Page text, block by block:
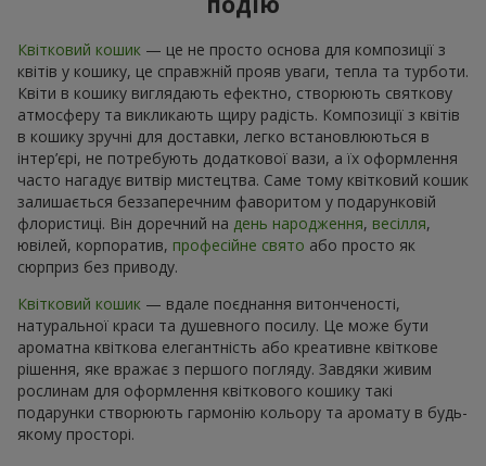
Квітковий кошик — це не просто основа для композиції з
квітів у кошику, це справжній прояв уваги, тепла та турботи.
Квіти в кошику виглядають ефектно, створюють святкову
атмосферу та викликають щиру радість. Композиції з квітів
в кошику зручні для доставки, легко встановлюються в
інтер’єрі, не потребують додаткової вази, а їх оформлення
часто нагадує витвір мистецтва. Саме тому квітковий кошик
залишається беззаперечним фаворитом у подарунковій
флористиці. Він доречний на день народження, весілля,
ювілей, корпоратив, професійне свято або просто як
сюрприз без приводу.
Квітковий кошик — вдале поєднання витонченості,
натуральної краси та душевного посилу. Це може бути
ароматна квіткова елегантність або креативне квіткове
рішення, яке вражає з першого погляду. Завдяки живим
рослинам для оформлення квіткового кошику такі
подарунки створюють гармонію кольору та аромату в будь-
якому просторі.